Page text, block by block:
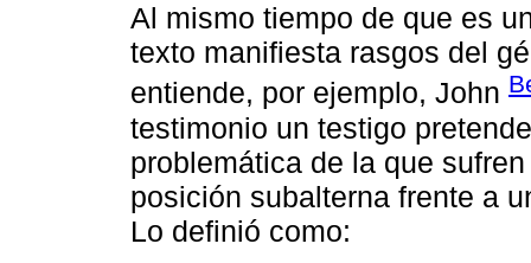
Al mismo tiempo de que es
texto manifiesta rasgos del
entiende, por ejemplo, John
testimonio un testigo
problemática de la que
posición subalterna frente a
Lo definió como: